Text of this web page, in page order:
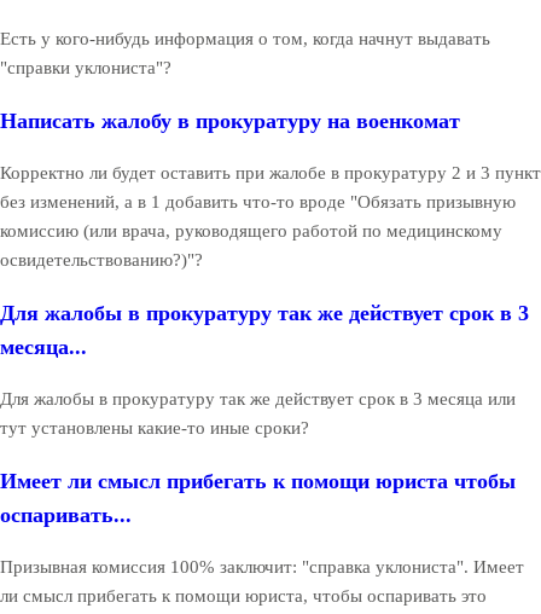
Есть у кого-нибудь информация о том, когда начнут выдавать
"справки уклониста"?
Написать жалобу в прокуратуру на военкомат
Корректно ли будет оставить при жалобе в прокуратуру 2 и 3 пункт
без изменений, а в 1 добавить что-то вроде "Обязать призывную
комиссию (или врача, руководящего работой по медицинскому
освидетельствованию?)"?
Для жалобы в прокуратуру так же действует срок в 3
месяца...
Для жалобы в прокуратуру так же действует срок в 3 месяца или
тут установлены какие-то иные сроки?
Имеет ли смысл прибегать к помощи юриста чтобы
оспаривать...
Призывная комиссия 100% заключит: "справка уклониста". Имеет
ли смысл прибегать к помощи юриста, чтобы оспаривать это